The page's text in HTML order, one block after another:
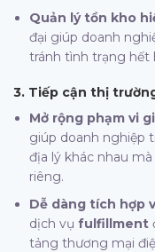
Quản lý tồn kho
đại giúp doanh
tránh tình trạng hết
3. Tiếp cận thị
Mở rộng phạm vi
giúp doanh nghiệp
địa lý khác nhau
riêng.
Dễ dàng tích hợp
dịch vụfulfillment
tảng thương mại